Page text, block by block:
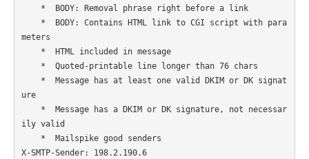
*  BODY: Removal phrase right before a link
*  BODY: Contains HTML link to CGI script with para
meters
*  HTML included in message
*  Quoted-printable line longer than 76 chars
*  Message has at least one valid DKIM or DK signat
ure
*  Message has a DKIM or DK signature, not necessar
ily valid
*  Mailspike good senders
X-SMTP-Sender: 198.2.190.6